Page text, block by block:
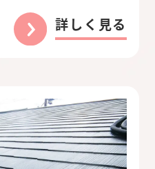
詳しく見る